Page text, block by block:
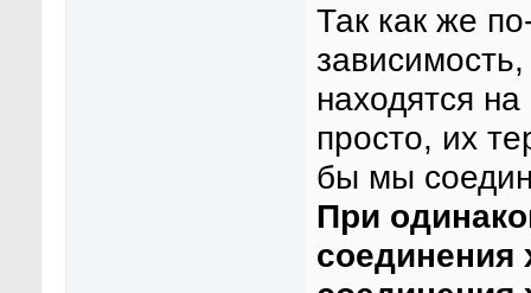
Так как же
находятся
просто, их
бы мы
При